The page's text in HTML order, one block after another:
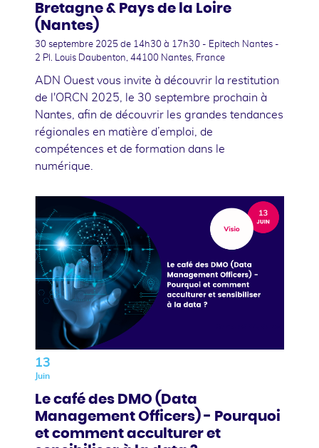
Bretagne & Pays de la Loire
(Nantes)
30 septembre 2025 de 14h30 à 17h30 - Epitech Nantes -
2 Pl. Louis Daubenton, 44100 Nantes, France
ADN Ouest vous invite à découvrir la restitution
de l'ORCN 2025, le 30 septembre prochain à
Nantes, afin de découvrir les grandes tendances
régionales en matière d’emploi, de
compétences et de formation dans le
numérique.
13
Juin
Le café des DMO (Data
Management Officers) - Pourquoi
et comment acculturer et